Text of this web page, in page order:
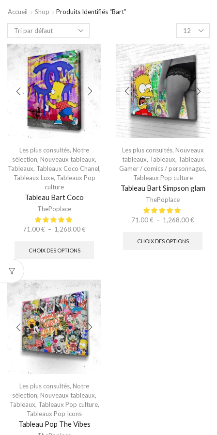
Accueil Shop Produits Identifiés “bart”
Les plus consultés, Notre
sélection, Nouveaux tableaux,
Tableaux, Tableaux Coco Chanel,
Tableaux Luxe, Tableaux Pop
culture
Tableau Bart Coco
ThePoplace
71.00€ – 1,268.00€
CHOIX DES OPTIONS
Les plus consultés, Nouveaux
tableaux, Tableaux, Tableaux
Gamer / comics / personnages,
Tableaux Pop culture
Tableau Bart Simpson glam
ThePoplace
71.00€ – 1,268.00€
CHOIX DES OPTIONS
Les plus consultés, Notre
sélection, Nouveaux tableaux,
Tableaux, Tableaux Pop culture,
Tableaux Pop Icons
Tableau Pop The Vibes